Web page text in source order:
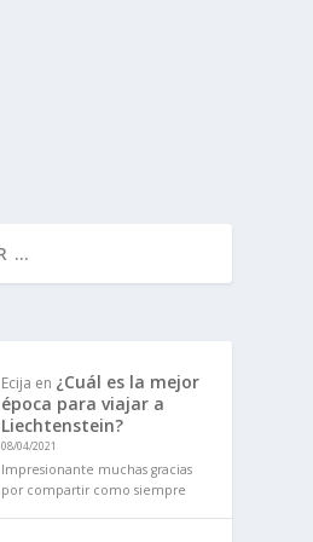
Ecija en ¿Cuál es la mejor
época para viajar a
Liechtenstein?
08/04/2021
Impresionante muchas gracias
por compartir como siempre